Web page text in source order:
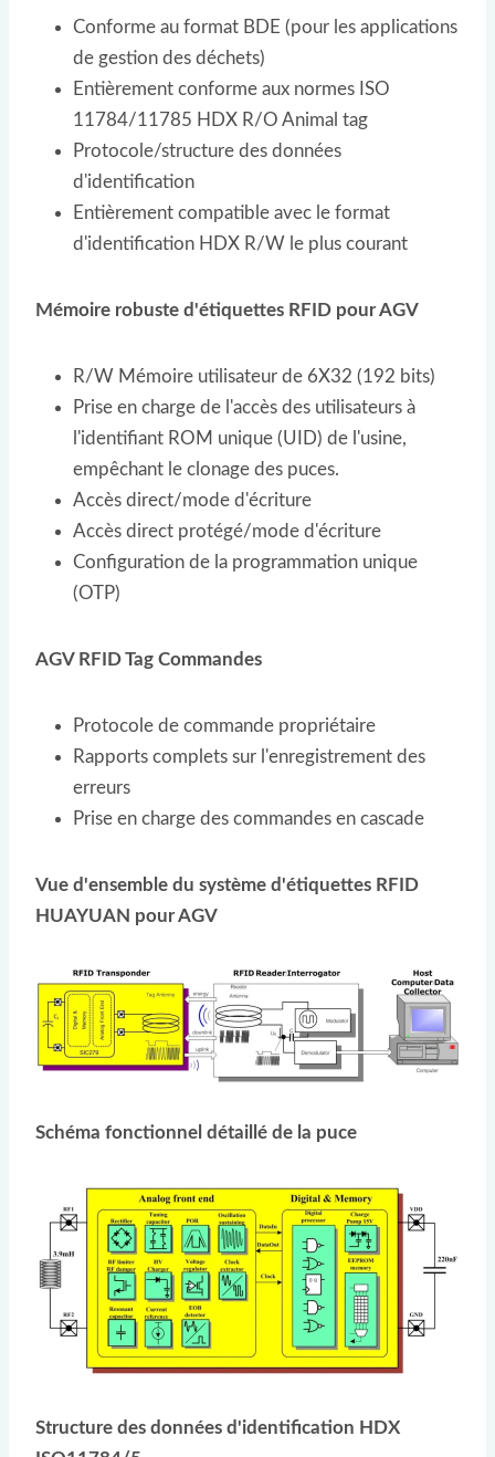
Conforme au format BDE (pour les applications
de gestion des déchets)
Entièrement conforme aux normes ISO
11784/11785 HDX R/O Animal tag
Protocole/structure des données
d'identification
Entièrement compatible avec le format
d'identification HDX R/W le plus courant
Mémoire robuste d'étiquettes RFID pour AGV
R/W Mémoire utilisateur de 6X32 (192 bits)
Prise en charge de l'accès des utilisateurs à
l'identifiant ROM unique (UID) de l'usine,
empêchant le clonage des puces.
Accès direct/mode d'écriture
Accès direct protégé/mode d'écriture
Configuration de la programmation unique
(OTP)
AGV RFIDTag Commandes
Protocole de commande propriétaire
Rapports complets sur l'enregistrement des
erreurs
Prise en charge des commandes en cascade
Vue d'ensemble du système d'étiquettes RFID
HUAYUAN pour AGV
Schéma fonctionnel détaillé de la puce
Structure des données d'identification HDX